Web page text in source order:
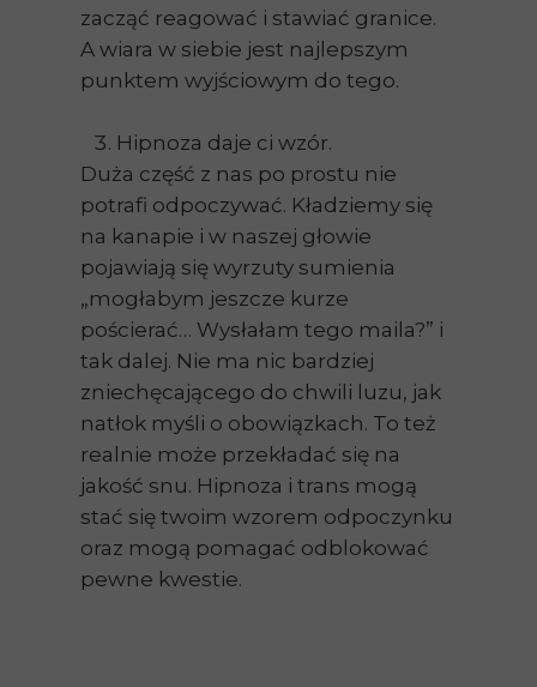
zacząć reagować i stawiać granice.
A wiara w siebie jest najlepszym
punktem wyjściowym do tego.
Hipnoza daje ci wzór.
Duża część z nas po prostu nie
potrafi odpoczywać. Kładziemy się
na kanapie i w naszej głowie
pojawiają się wyrzuty sumienia
„mogłabym jeszcze kurze
pościerać… Wysłałam tego maila?” i
tak dalej. Nie ma nic bardziej
zniechęcającego do chwili luzu, jak
natłok myśli o obowiązkach. To też
realnie może przekładać się na
jakość snu. Hipnoza i trans mogą
stać się twoim wzorem odpoczynku
oraz mogą pomagać odblokować
pewne kwestie.